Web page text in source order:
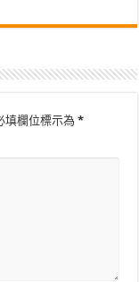
填欄位標示為*